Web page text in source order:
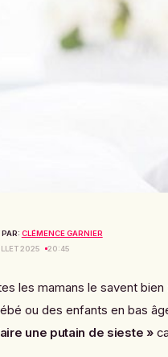
PAR: CLÉMENCE GARNIER
2025
20:45
les mamans le savent
ou des enfants en bas
une putain de sieste »